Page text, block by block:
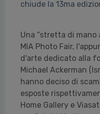
chiude la 13ma
Una “stretta di mano
MIA Photo Fair,
d'arte dedicato alla
Michael Ackerman
hanno deciso di
esposte
Home Gallery e